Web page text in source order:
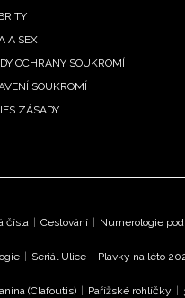
A SEX
OCHRANY SOUKROMÍ
SOUKROMÍ
ZÁSADY
čísla | Cestování | Numerologie
| Seriál Ulice | Plavky na léto
(Clafoutis) | Pařížské rohlíčky |